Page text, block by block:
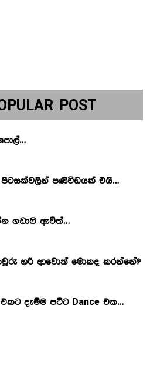
POST
පණිවිඩයක් එයි…
ගඩාෆි ඇවිත්…
හරි ආවොත් මොකද කරන්නේ?
එකට දැම්ම පට්ට Dance එක…